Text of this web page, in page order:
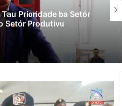
Prioridade ba Setór
Setór Produtivu